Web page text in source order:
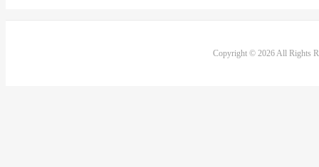
Copyright © 2026 All Rights